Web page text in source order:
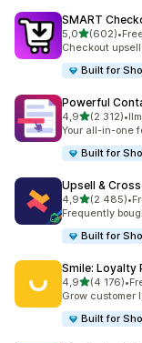
SMART
5,0/ 5 tähteä
(602)
602 arvostelua
•
Checkout
Built for
Powerful
4,9/ 5 tähteä
(2 312)
2312 •
Your all-in-one
Built for
Upsell &
4,9/ 5 tähteä
(2 485)
2485 •
Frequently
Built for
Smile: Loyalty
4,9/ 5 tähteä
(4 176)
4176 •
Grow customer
Built for